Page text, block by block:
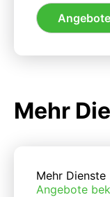
Mehr
Mehr Dienste
Angebote